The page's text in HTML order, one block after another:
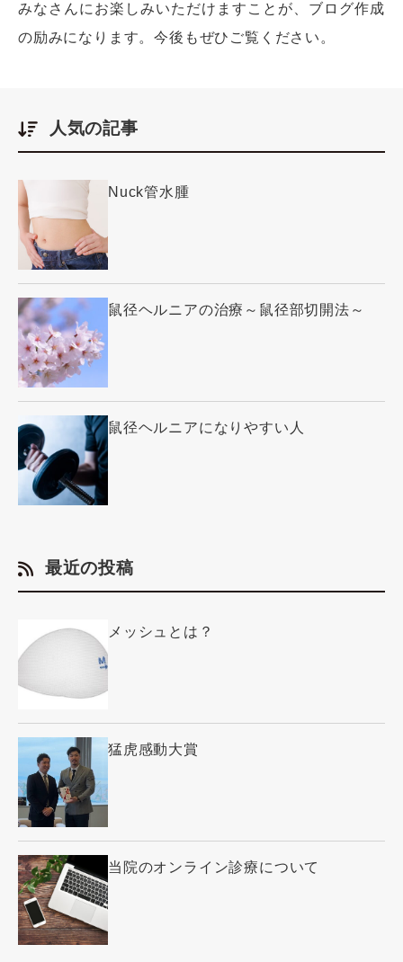
みなさんにお楽しみいただけますことが、ブログ作成
の励みになります。今後もぜひご覧ください。
人気の記事
Nuck管水腫
鼠径ヘルニアの治療～鼠径部切開法～
鼠径ヘルニアになりやすい人
最近の投稿
メッシュとは？
猛虎感動大賞
当院のオンライン診療について